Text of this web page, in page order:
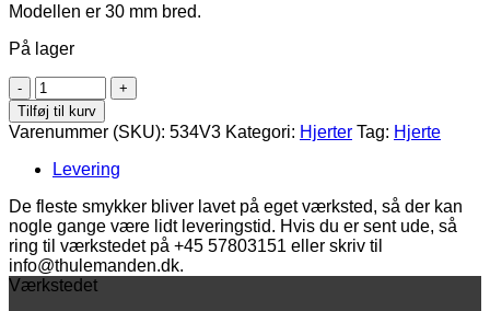
Modellen er 30 mm bred.
På lager
Dobbelthjerte
i
8k
guld
antal
Tilføj til kurv
Varenummer (SKU): 534V3 Kategori: Hjerter Tag: Hjerte
Levering
De fleste smykker bliver lavet på eget værksted, så der kan
nogle gange være lidt leveringstid. Hvis du er sent ude, så
ring til værkstedet på +45 57803151 eller skriv til
info@thulemanden.dk.
Værkstedet